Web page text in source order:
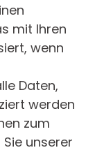
mit Ihren
wenn
Daten,
werden
zum
unserer